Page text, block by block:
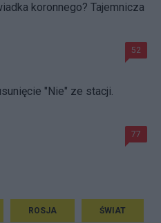
koronnego? Tajemnicza
52
"Nie" ze stacji.
77
ROSJA ŚWIAT